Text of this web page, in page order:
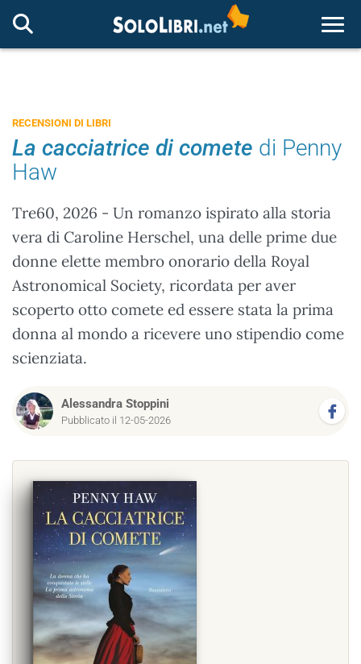
RECENSIONI DI LIBRI
La cacciatrice di comete di Penny
Haw
Tre60, 2026 - Un romanzo ispirato alla storia
vera di Caroline Herschel, una delle prime due
donne elette membro onorario della Royal
Astronomical Society, ricordata per aver
scoperto otto comete ed essere stata la prima
donna al mondo a ricevere uno stipendio come
scienziata.
Alessandra Stoppini
Pubblicato il 12-05-2026